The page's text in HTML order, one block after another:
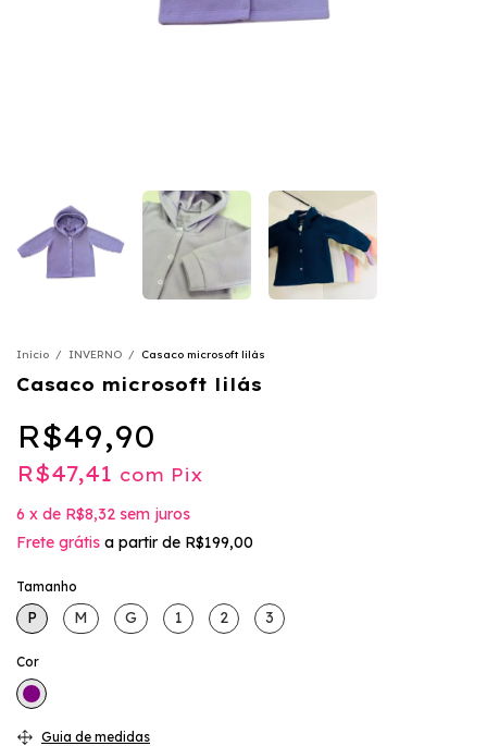
Início / INVERNO / Casaco microsoft lilás
Casaco microsoft lilás
R$49,90
R$47,41 com Pix
6 x de R$8,32 sem juros
Frete grátis a partir de R$199,00
Tamanho
P M G 1 2 3
Cor
Guia de medidas